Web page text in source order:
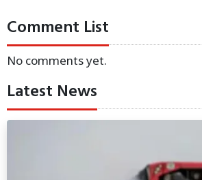
Comment List
No comments yet.
Latest News